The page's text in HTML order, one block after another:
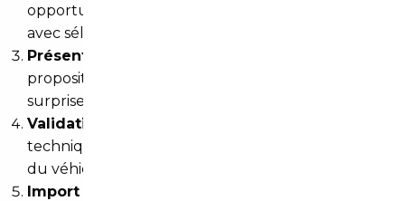
opportunités disponibles sur les marchés cibles,
avec sélection selon vos critères stricts.
Présentation de l'offre
proposition claire avec prix total, frais inclus, sans
surprise.
Validation et sécurisation
technique, vérification des documents, réservation
du véhicule.
Import et livraison